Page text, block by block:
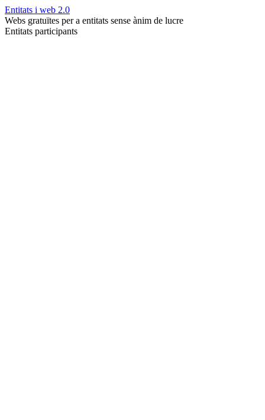
Entitats i web 2.0
Webs gratuïtes per a entitats sense ànim de lucre
Entitats participants